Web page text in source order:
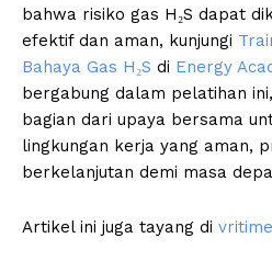
bahwa risiko gas H₂S dapat
efektif dan aman, kunjungi
Bahaya Gas H₂S di Energy
bergabung dalam pelatihan
bagian dari upaya bersama
lingkungan kerja yang aman,
berkelanjutan demi masa
Artikel ini juga tayang di